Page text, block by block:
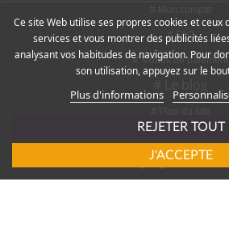
# FAQ
# Modes de paiement
Rejoignez-nous
Ce site Web utilise ses propres cookies et
services et vous montrer des publicités
analysant vos habitudes de navigation. Pour
son utilisation, appuyez sur le
Plus d'informations
REJETER TOUT
J'ACCEPTE